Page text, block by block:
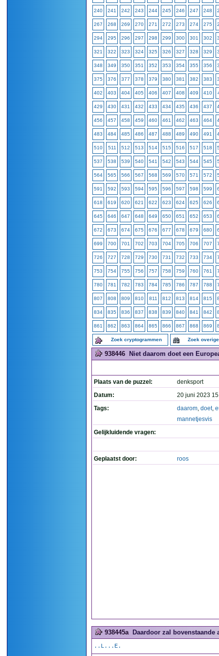
240 241 242 243 244 245 246 247 248
267 268 269 270 271 272 273 274 275
294 295 296 297 298 299 300 301 302
321 322 323 324 325 326 327 328 329
348 349 350 351 352 353 354 355 356
375 376 377 378 379 380 381 382 383
402 403 404 405 406 407 408 409 410
429 430 431 432 433 434 435 436 437
456 457 458 459 460 461 462 463 464
483 484 485 486 487 488 489 490 491
510 511 512 513 514 515 516 517 518
537 538 539 540 541 542 543 544 545
564 565 566 567 568 569 570 571 572
591 592 593 594 595 596 597 598 599
618 619 620 621 622 623 624 625 626
645 646 647 648 649 650 651 652 653
672 673 674 675 676 677 678 679 680
699 700 701 702 703 704 705 706 707
726 727 728 729 730 731 732 733 734
753 754 755 756 757 758 759 760 761
780 781 782 783 784 785 786 787 788
807 808 809 810 811 812 813 814 815
834 835 836 837 838 839 840 841 842
861 862 863 864 865 866 867 868 869
Zoek cryptogrammen Zoek
938446 Niet daarom doet een
Plaats van de puzzel:
denksport
Datum:
20 juni 2023
Tags:
daarom, doet,
mannetjesvis
Gelijkluidende vragen:
Geplaatst door: roos
938445a Daardoor zal bovenstaande
..L...E.